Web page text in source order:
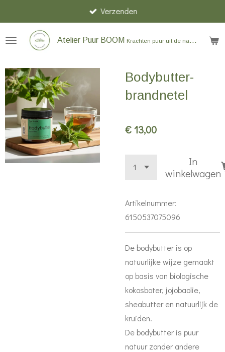
direct
naar
hoofdinhoud
Atelier Puur BOOM Krachten puur uit de natuur
Verzenden
Bodybutter-
brandnetel
€ 13,00
In
winkelwagen
Artikelnummer:
6150537075096
De bodybutter is op
natuurlijke wijze gemaakt
op basis van biologische
kokosboter, jojobaolie,
sheabutter en natuurlijk de
kruiden.
De bodybutter is puur
natuur zonder andere